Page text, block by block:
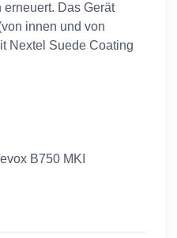
Das Gerät
innen und von
Nextel Suede Coating
B750 MKI